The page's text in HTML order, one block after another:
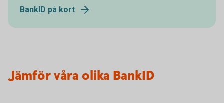
BankID på kort
Jämför våra olika BankID